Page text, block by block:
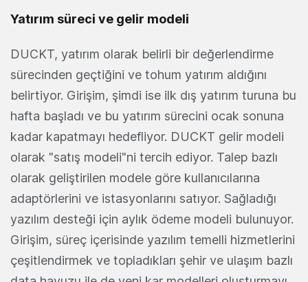
Yatırım süreci ve gelir modeli
DUCKT, yatırım olarak belirli bir değerlendirme
sürecinden geçtiğini ve tohum yatırım aldığını
belirtiyor. Girişim, şimdi ise ilk dış yatırım turuna bu
hafta başladı ve bu yatırım sürecini ocak sonuna
kadar kapatmayı hedefliyor. DUCKT gelir modeli
olarak "satış modeli"ni tercih ediyor. Talep bazlı
olarak geliştirilen modele göre kullanıcılarına
adaptörlerini ve istasyonlarını satıyor. Sağladığı
yazılım desteği için aylık ödeme modeli bulunuyor.
Girişim, süreç içerisinde yazılım temelli hizmetlerini
çeşitlendirmek ve topladıkları şehir ve ulaşım bazlı